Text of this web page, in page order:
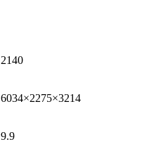
2140
6034×2275×3214
9.9